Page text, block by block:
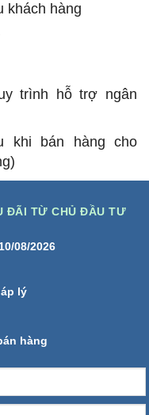
khách hàng
trình hỗ trợ ngân
khi bán hàng cho
ĐÃI TỪ CHỦ ĐẦU TƯ
08/2026
lý
hàng